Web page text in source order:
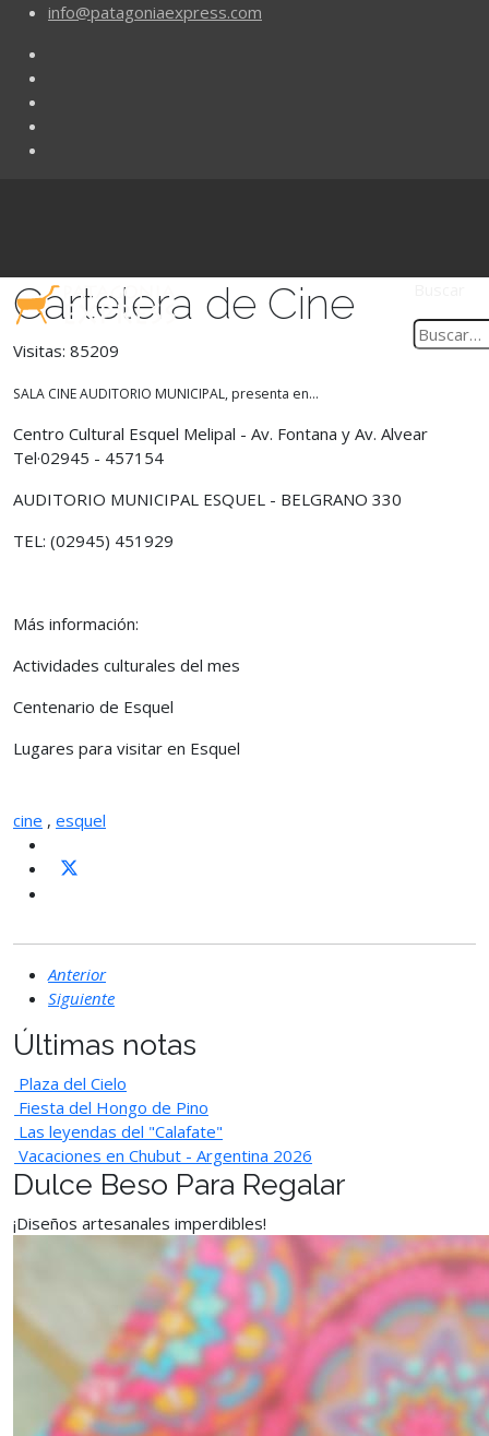
info@patagoniaexpress.com
Cartelera de Cine
Visitas: 85209
SALA CINE AUDITORIO MUNICIPAL, presenta en...
Centro Cultural Esquel Melipal - Av. Fontana y Av. Alvear
Tel·02945 - 457154
AUDITORIO MUNICIPAL ESQUEL - BELGRANO 330
TEL: (02945) 451929
Más información:
Actividades culturales del mes
Centenario de Esquel
Lugares para visitar en Esquel
cine , esquel
Anterior
Siguiente
Últimas notas
Plaza del Cielo
Fiesta del Hongo de Pino
Las leyendas del "Calafate"
Vacaciones en Chubut - Argentina 2026
Dulce Beso Para Regalar
¡Diseños artesanales imperdibles!